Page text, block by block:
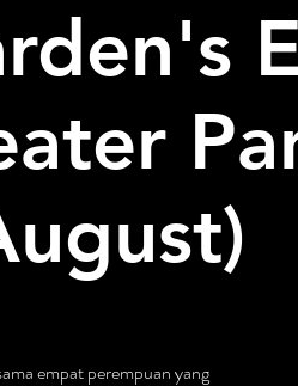
empat perempuan yang